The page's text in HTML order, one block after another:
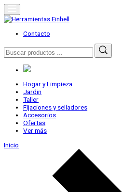
Skip
to
content
Herramientas Einhell
Distribuidor Oficial
Contacto
Buscar
por:
Hogar y Limpieza
Jardin
Taller
Fijaciones y selladores
Accesorios
Ofertas
Ver más
Inicio